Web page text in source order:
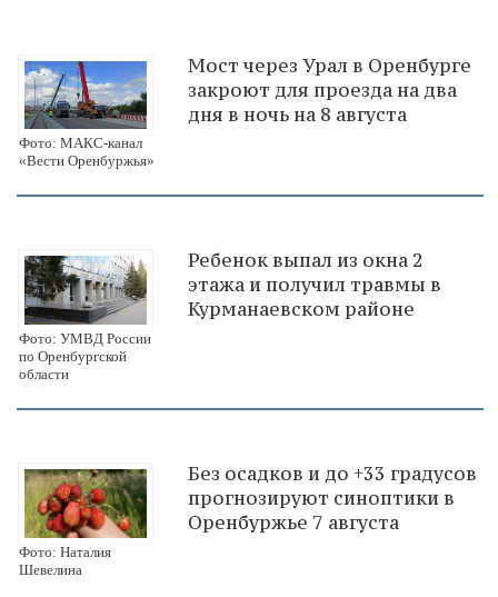
Фото: МАКС-канал
«Вести Оренбуржья»
Мост через Урал в Оренбурге
закроют для проезда на два
дня в ночь на 8 августа
Фото: УМВД России
по Оренбургской
области
Ребенок выпал из окна 2
этажа и получил травмы в
Курманаевском районе
Фото: Наталия
Шевелина
Без осадков и до +33 градусов
прогнозируют синоптики в
Оренбуржье 7 августа